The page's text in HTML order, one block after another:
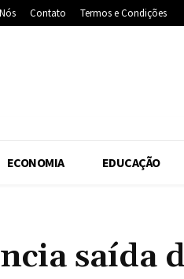
Contato Termos e Condições
ECONOMIA EDUCAÇÃO
saída